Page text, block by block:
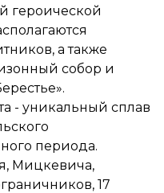
героической
а также
собор и
- уникальный сплав
периода.
Мицкевича,
17